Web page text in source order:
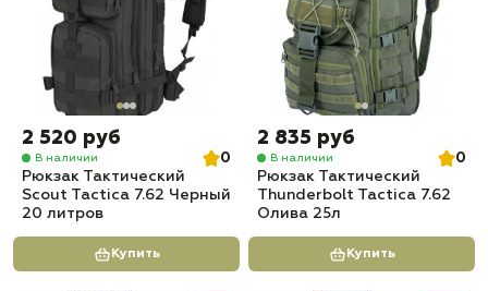
2 520 руб
В наличии
0
Рюкзак Тактический
Scout Tactica 7.62 Черный
20 литров
Купить
2 835 руб
В наличии
0
Рюкзак Тактический
Thunderbolt Tactica 7.62
Олива 25л
Купить